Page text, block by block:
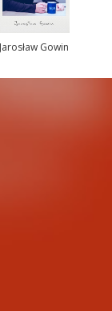
Jarosław Gowin